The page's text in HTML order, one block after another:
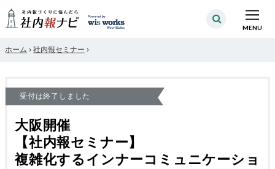
MENU
ホーム › 社内報セミナー ›
受付は終了しました
大阪開催
【社内報セミナー】
複雑化するインナーコミュニケーショ